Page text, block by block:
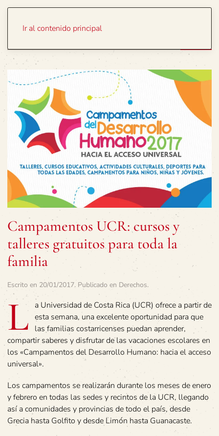
Ir al contenido principal
Campamentos UCR: cursos y
talleres gratuitos para toda la
familia
Escrito en 20/01/2017. Publicado en Derechos.
L
a Universidad de Costa Rica (UCR) ofrece a partir de
esta semana, una excelente oportunidad para que
las familias costarricenses puedan aprender,
compartir saberes y disfrutar de las vacaciones escolares en
los «Campamentos del Desarrollo Humano: hacia el acceso
universal».
Los campamentos se realizarán durante los meses de enero
y febrero en todas las sedes y recintos de la UCR, llegando
así a comunidades y provincias de todo el país, desde
Grecia hasta Golfito y desde Limón hasta Guanacaste.